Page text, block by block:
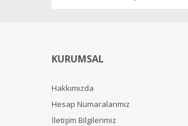
KURUMSAL
Hakkımızda
Hesap Numaralarımız
İletişim Bilgilerimiz